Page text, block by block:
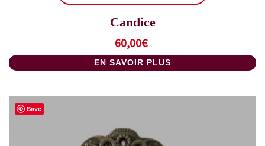
Candice
60,00€
EN SAVOIR PLUS
Save